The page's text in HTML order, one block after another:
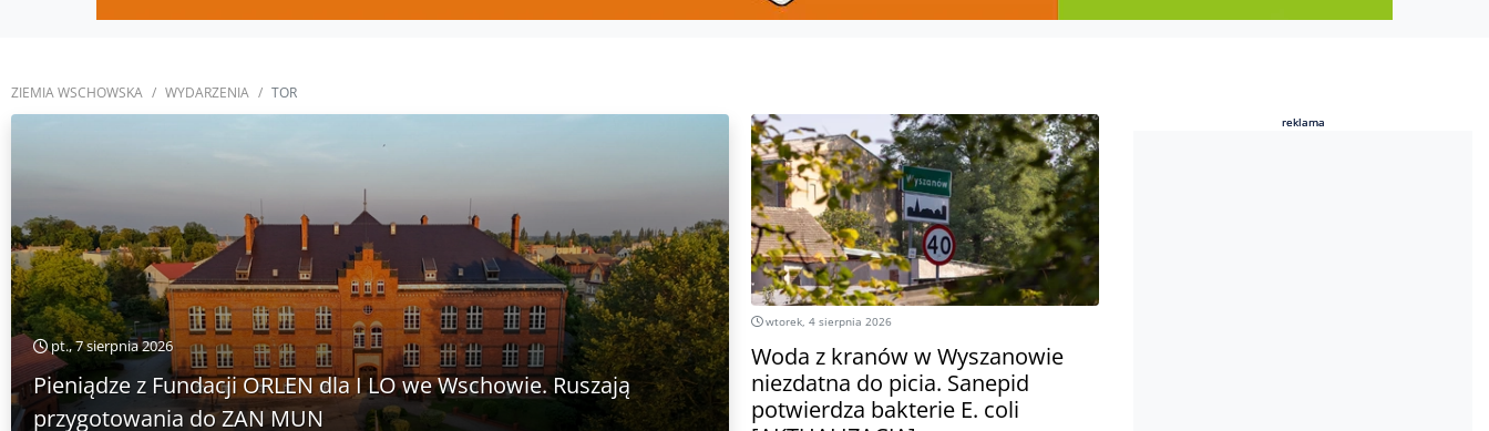
ZIEMIA WSCHOWSKA WYDARZENIA TOR
pt., 7 sierpnia 2026
Pieniądze z Fundacji ORLEN dla I LO we Wschowie. Ruszają
przygotowania do ZAN MUN
wtorek, 4 sierpnia 2026
Woda z kranów w Wyszanowie
niezdatna do picia. Sanepid
potwierdza bakterie E. coli
reklama
reklama